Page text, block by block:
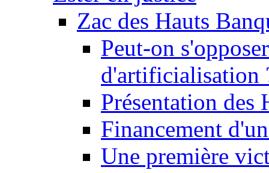
Zac des Hauts
Peut-on
d'artificialisation
Présentation des
Financement
Une première